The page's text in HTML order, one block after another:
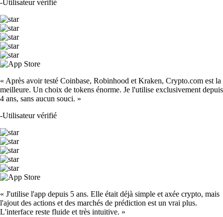
-Utilisateur vérifié
« Après avoir testé Coinbase, Robinhood et Kraken, Crypto.com est la
meilleure. Un choix de tokens énorme. Je l'utilise exclusivement depuis
4 ans, sans aucun souci. »
-Utilisateur vérifié
« J'utilise l'app depuis 5 ans. Elle était déjà simple et axée crypto, mais
l'ajout des actions et des marchés de prédiction est un vrai plus.
L'interface reste fluide et très intuitive. »